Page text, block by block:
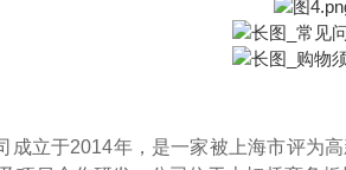
成立于2014年， 是一家被上海市评为